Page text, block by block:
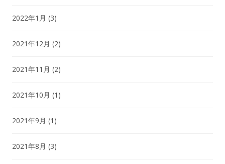
2022年1月 (3)
2021年12月 (2)
2021年11月 (2)
2021年10月 (1)
2021年9月 (1)
2021年8月 (3)